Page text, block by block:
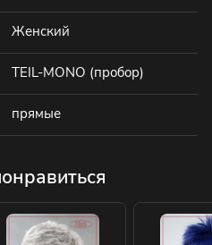
Женский
TEIL-MONO (пробор)
прямые